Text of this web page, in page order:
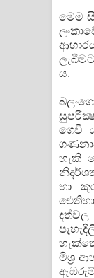
මෙම
ය.
ගෙවී
හැකි
හා
මිශ‍්‍ර